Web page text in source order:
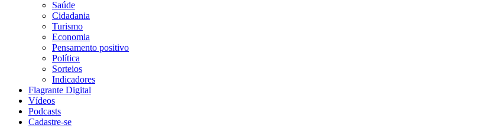
Saúde
Cidadania
Turismo
Economia
Pensamento positivo
Política
Sorteios
Indicadores
Flagrante Digital
Vídeos
Podcasts
Cadastre-se